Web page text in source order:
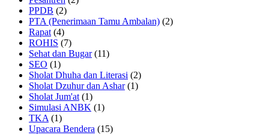
PPDB (2)
PTA (Penerimaan Tamu Ambalan) (2)
Rapat (4)
ROHIS (7)
Sehat dan Bugar (11)
SEO (1)
Sholat Dhuha dan Literasi (2)
Sholat Dzuhur dan Ashar (1)
Sholat Jum'at (1)
Simulasi ANBK (1)
TKA (1)
Upacara Bendera (15)